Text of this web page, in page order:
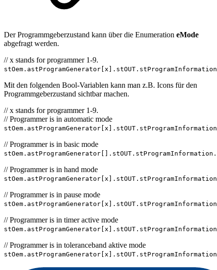
Der Programmgeberzustand kann über die Enumeration eMode
abgefragt werden.
// x stands for programmer 1-9.
Mit den folgenden Bool-Variablen kann man z.B. Icons für den
Programmgeberzustand sichtbar machen.
// x stands for programmer 1-9.
// Programmer is in automatic mode
// Programmer is in basic mode
// Programmer is in hand mode
// Programmer is in pause mode
// Programmer is in timer active mode
// Programmer is in toleranceband aktive mode